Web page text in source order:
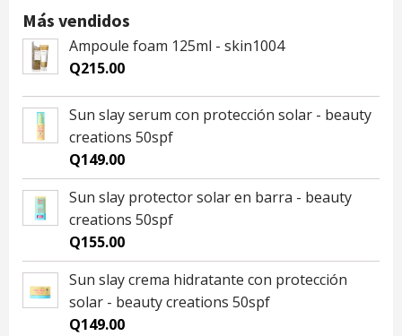
Más vendidos
Ampoule foam 125ml - skin1004
Q215.00
Sun slay serum con protección solar - beauty
creations 50spf
Q149.00
Sun slay protector solar en barra - beauty
creations 50spf
Q155.00
Sun slay crema hidratante con protección
solar - beauty creations 50spf
Q149.00